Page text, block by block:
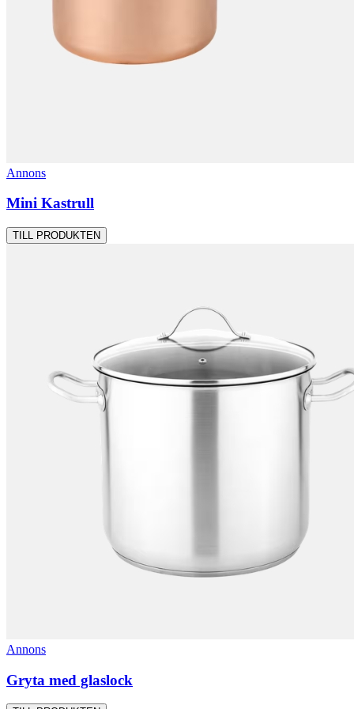
Annons
Mini Kastrull
TILL PRODUKTEN
Annons
Gryta med glaslock